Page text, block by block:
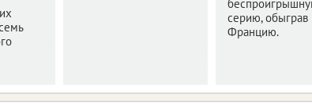
серию, обыграв
Францию.